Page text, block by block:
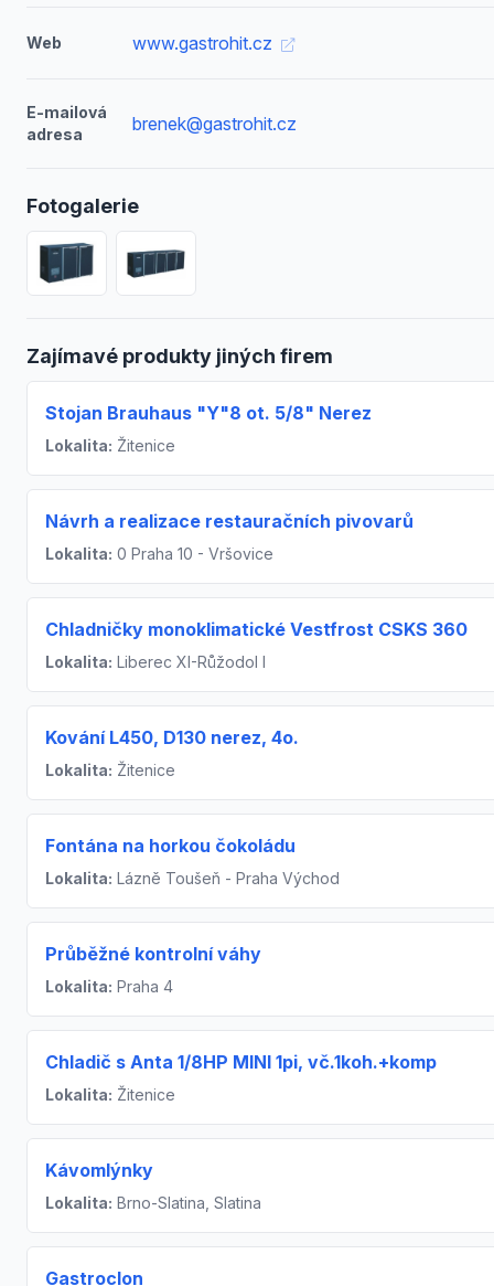
Web www.gastrohit.cz
E-mailová
adresa
brenek@gastrohit.cz
Fotogalerie
Zajímavé produkty jiných firem
Stojan Brauhaus "Y"8 ot. 5/8" Nerez
Lokalita: Žitenice
Návrh a realizace restauračních pivovarů
Lokalita: 0 Praha 10 - Vršovice
Chladničky monoklimatické Vestfrost CSKS 360
Lokalita: Liberec XI-Růžodol I
Kování L450, D130 nerez, 4o.
Lokalita: Žitenice
Fontána na horkou čokoládu
Lokalita: Lázně Toušeň - Praha Východ
Průběžné kontrolní váhy
Lokalita: Praha 4
Chladič s Anta 1/8HP MINI 1pi, vč.1koh.+komp
Lokalita: Žitenice
Kávomlýnky
Lokalita: Brno-Slatina, Slatina
Gastroclon